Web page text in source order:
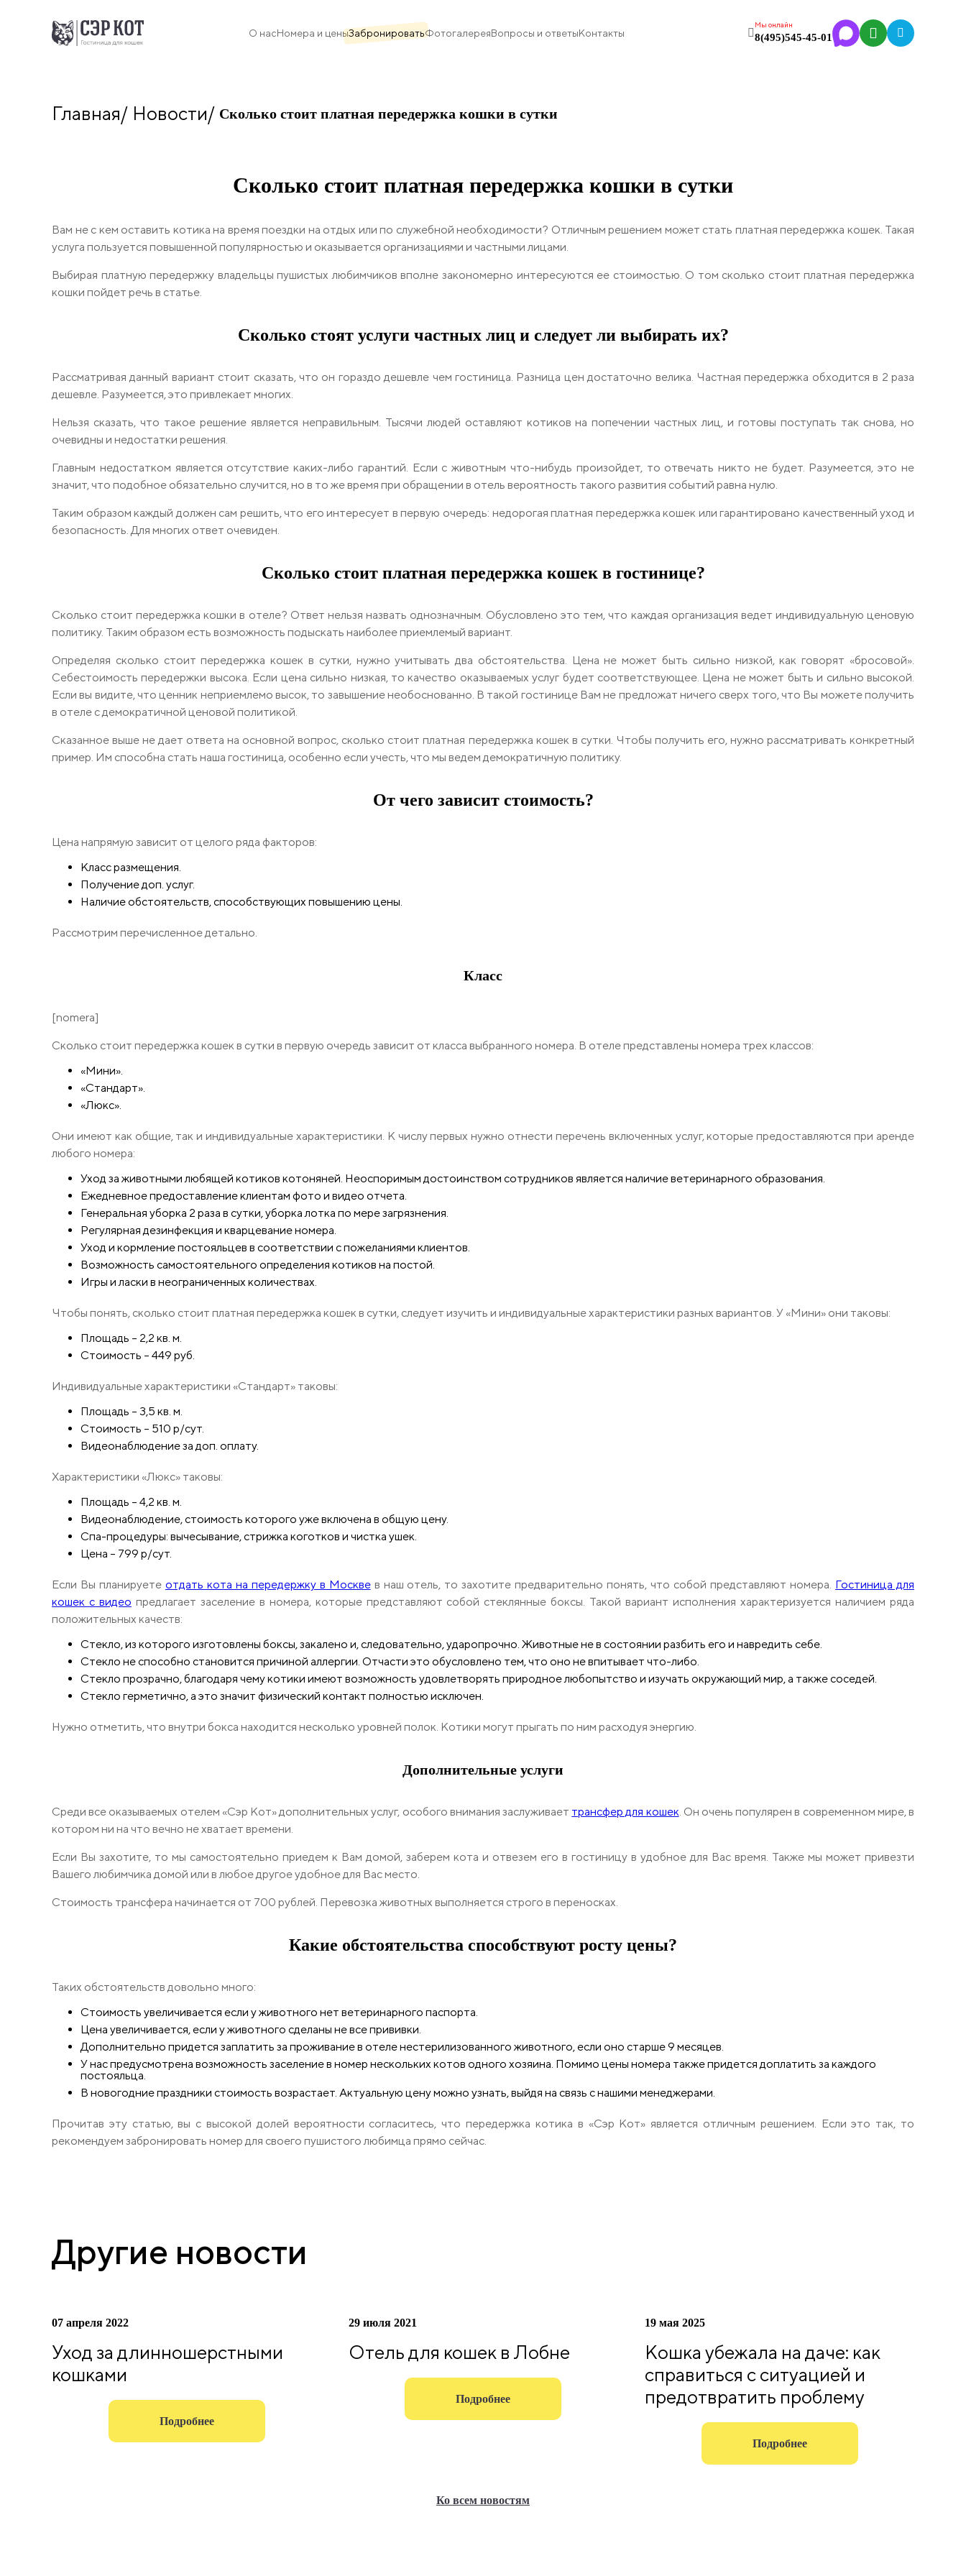
О насНомера и ценыЗабронироватьФотогалереяВопросы и ответыКонтакты
Мы онлайн
8(495)545-45-01
Главная Новости Сколько стоит платная передержка кошки в сутки
Сколько стоит платная передержка кошки в сутки
Вам не с кем оставить котика на время поездки на отдых или по служебной необходимости? Отличным решением может стать платная передержка кошек. Такая
услуга пользуется повышенной популярностью и оказывается организациями и частными лицами.
Выбирая платную передержку владельцы пушистых любимчиков вполне закономерно интересуются ее стоимостью. О том сколько стоит платная передержка
кошки пойдет речь в статье.
Сколько стоят услуги частных лиц и следует ли выбирать их?
Рассматривая данный вариант стоит сказать, что он гораздо дешевле чем гостиница. Разница цен достаточно велика. Частная передержка обходится в 2 раза
дешевле. Разумеется, это привлекает многих.
Нельзя сказать, что такое решение является неправильным. Тысячи людей оставляют котиков на попечении частных лиц, и готовы поступать так снова, но
очевидны и недостатки решения.
Главным недостатком является отсутствие каких-либо гарантий. Если с животным что-нибудь произойдет, то отвечать никто не будет. Разумеется, это не
значит, что подобное обязательно случится, но в то же время при обращении в отель вероятность такого развития событий равна нулю.
Таким образом каждый должен сам решить, что его интересует в первую очередь: недорогая платная передержка кошек или гарантировано качественный уход и
безопасность. Для многих ответ очевиден.
Сколько стоит платная передержка кошек в гостинице?
Сколько стоит передержка кошки в отеле? Ответ нельзя назвать однозначным. Обусловлено это тем, что каждая организация ведет индивидуальную ценовую
политику. Таким образом есть возможность подыскать наиболее приемлемый вариант.
Определяя сколько стоит передержка кошек в сутки, нужно учитывать два обстоятельства. Цена не может быть сильно низкой, как говорят «бросовой».
Себестоимость передержки высока. Если цена сильно низкая, то качество оказываемых услуг будет соответствующее. Цена не может быть и сильно высокой.
Если вы видите, что ценник неприемлемо высок, то завышение необоснованно. В такой гостинице Вам не предложат ничего сверх того, что Вы можете получить
в отеле с демократичной ценовой политикой.
Сказанное выше не дает ответа на основной вопрос, сколько стоит платная передержка кошек в сутки. Чтобы получить его, нужно рассматривать конкретный
пример. Им способна стать наша гостиница, особенно если учесть, что мы ведем демократичную политику.
От чего зависит стоимость?
Цена напрямую зависит от целого ряда факторов:
Класс размещения.
Получение доп. услуг.
Наличие обстоятельств, способствующих повышению цены.
Рассмотрим перечисленное детально.
Класс
[nomera]
Сколько стоит передержка кошек в сутки в первую очередь зависит от класса выбранного номера. В отеле представлены номера трех классов:
«Мини».
«Стандарт».
«Люкс».
Они имеют как общие, так и индивидуальные характеристики. К числу первых нужно отнести перечень включенных услуг, которые предоставляются при аренде
любого номера:
Уход за животными любящей котиков котоняней. Неоспоримым достоинством сотрудников является наличие ветеринарного образования.
Ежедневное предоставление клиентам фото и видео отчета.
Генеральная уборка 2 раза в сутки, уборка лотка по мере загрязнения.
Регулярная дезинфекция и кварцевание номера.
Уход и кормление постояльцев в соответствии с пожеланиями клиентов.
Возможность самостоятельного определения котиков на постой.
Игры и ласки в неограниченных количествах.
Чтобы понять, сколько стоит платная передержка кошек в сутки, следует изучить и индивидуальные характеристики разных вариантов. У «Мини» они таковы:
Площадь – 2,2 кв. м.
Стоимость – 449 руб.
Индивидуальные характеристики «Стандарт» таковы:
Площадь – 3,5 кв. м.
Стоимость – 510 р/сут.
Видеонаблюдение за доп. оплату.
Характеристики «Люкс» таковы:
Площадь – 4,2 кв. м.
Видеонаблюдение, стоимость которого уже включена в общую цену.
Спа-процедуры: вычесывание, стрижка коготков и чистка ушек.
Цена – 799 р/сут.
Если Вы планируете отдать кота на передержку в Москвев наш отель, то захотите предварительно понять, что собой представляют номера. Гостиница для
кошек с видео предлагает заселение в номера, которые представляют собой стеклянные боксы. Такой вариант исполнения характеризуется наличием ряда
положительных качеств:
Стекло, из которого изготовлены боксы, закалено и, следовательно, ударопрочно. Животные не в состоянии разбить его и навредить себе.
Стекло не способно становится причиной аллергии. Отчасти это обусловлено тем, что оно не впитывает что-либо.
Стекло прозрачно, благодаря чему котики имеют возможность удовлетворять природное любопытство и изучать окружающий мир, а также соседей.
Стекло герметично, а это значит физический контакт полностью исключен.
Нужно отметить, что внутри бокса находится несколько уровней полок. Котики могут прыгать по ним расходуя энергию.
Дополнительные услуги
Среди все оказываемых отелем «Сэр Кот» дополнительных услуг, особого внимания заслуживает трансфер для кошек. Он очень популярен в современном мире, в
котором ни на что вечно не хватает времени.
Если Вы захотите, то мы самостоятельно приедем к Вам домой, заберем кота и отвезем его в гостиницу в удобное для Вас время. Также мы может привезти
Вашего любимчика домой или в любое другое удобное для Вас место.
Стоимость трансфера начинается от 700 рублей. Перевозка животных выполняется строго в переносках.
Какие обстоятельства способствуют росту цены?
Таких обстоятельств довольно много:
Стоимость увеличивается если у животного нет ветеринарного паспорта.
Цена увеличивается, если у животного сделаны не все прививки.
Дополнительно придется заплатить за проживание в отеле нестерилизованного животного, если оно старше 9 месяцев.
У нас предусмотрена возможность заселение в номер нескольких котов одного хозяина. Помимо цены номера также придется доплатить за каждого
постояльца.
В новогодние праздники стоимость возрастает. Актуальную цену можно узнать, выйдя на связь с нашими менеджерами.
Прочитав эту статью, вы с высокой долей вероятности согласитесь, что передержка котика в «Сэр Кот» является отличным решением. Если это так, то
рекомендуем забронировать номер для своего пушистого любимца прямо сейчас.
Другие новости
07 апреля 2022
Уход за длинношерстными
кошками
Подробнее
29 июля 2021
Отель для кошек в Лобне
Подробнее
19 мая 2025
Кошка убежала на даче: как
справиться с ситуацией и
предотвратить проблему
Подробнее
Ко всем новостям